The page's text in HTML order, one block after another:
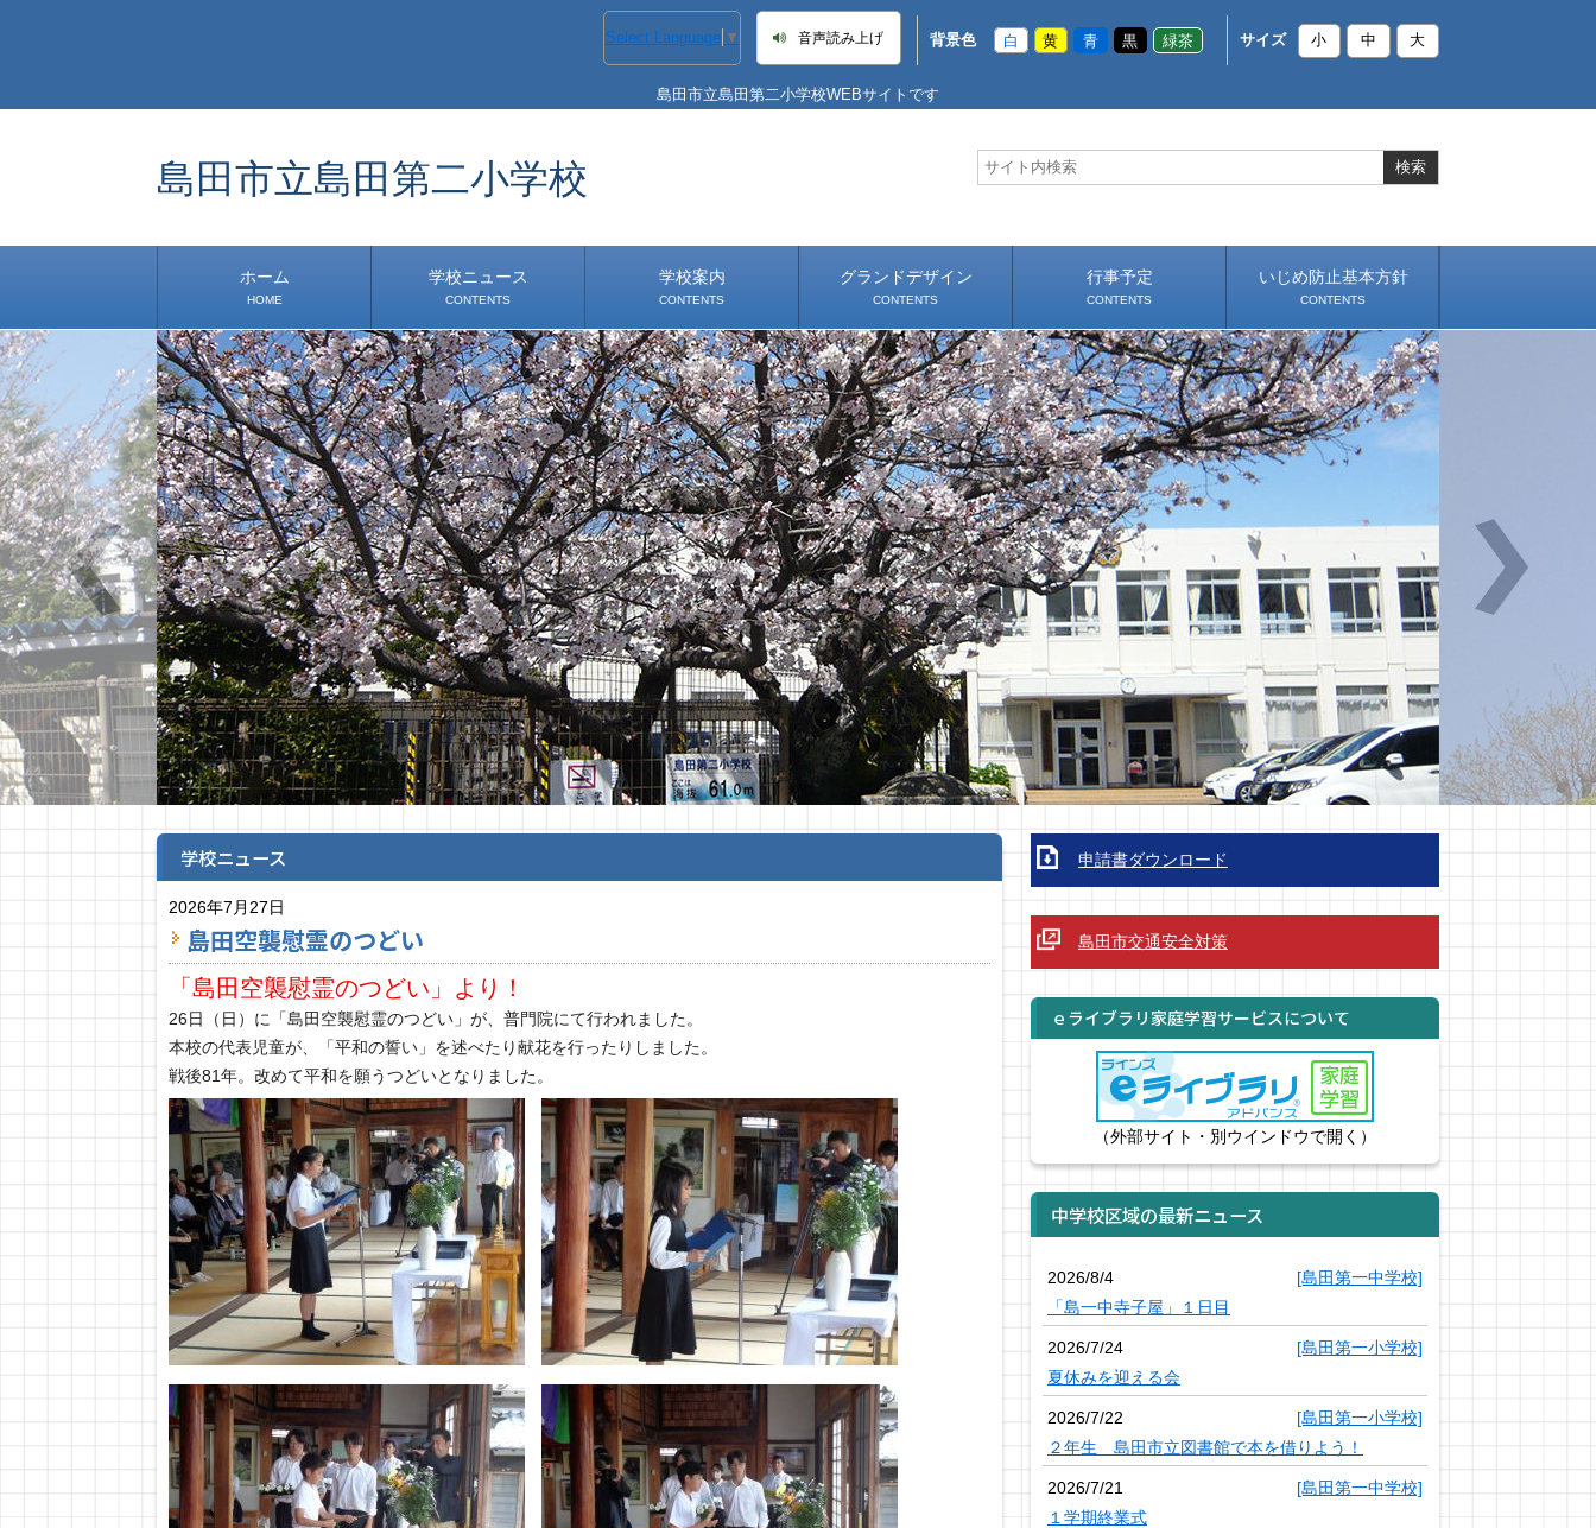
Select Language ▼ 音声読み上げ 背景色 白 黄 青 黒 緑茶 サイズ 小 中 大
島田市立島田第二小学校WEBサイトです
島田市立島田第二小学校
ホーム
HOME
学校ニュース
CONTENTS
学校から
安心・安全
1年生
2年生
3年生
4年生
5年生
6年生
事務・保健室から
児童会・部活から
研修
小中連携事業
その他
学校案内
CONTENTS
学校長あいさつ
学校へのアクセス
グランドデザイン
CONTENTS
行事予定
CONTENTS
いじめ防止基本方針
CONTENTS
学校ニュース
2026年7月27日
島田空襲慰霊のつどい
「島田空襲慰霊のつどい」より！
26日（日）に「島田空襲慰霊のつどい」が、普門院にて行われました。
本校の代表児童が、「平和の誓い」を述べたり献花を行ったりしました。
戦後81年。改めて平和を願うつどいとなりました。
申請書ダウンロード
島田市交通安全対策
ｅライブラリ家庭学習サービスについて
（外部サイト・別ウインドウで開く）
中学校区域の最新ニュース
2026/8/4
[島田第一中学校]
「島一中寺子屋」１日目
2026/7/24
[島田第一小学校]
夏休みを迎える会
2026/7/22
[島田第一小学校]
２年生 島田市立図書館で本を借りよう！
2026/7/21
[島田第一中学校]
１学期終業式